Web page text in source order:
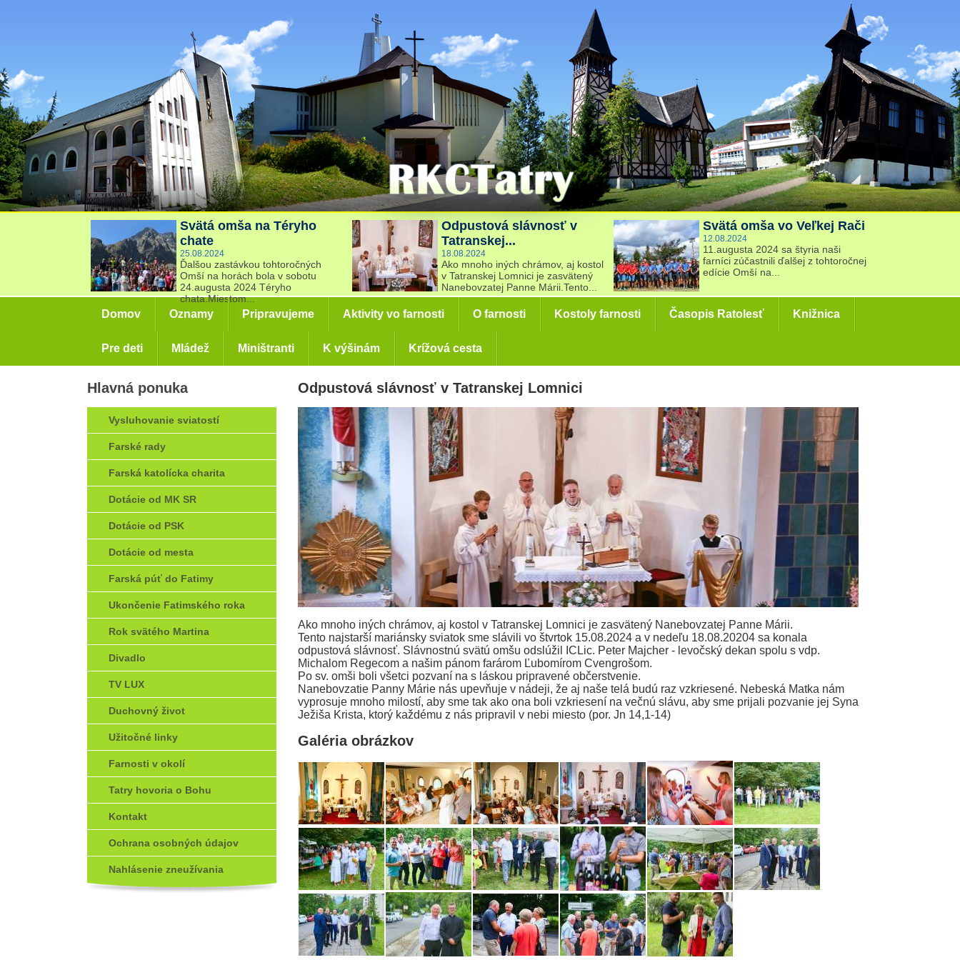
Svätá omša na Téryho
chate
25.08.2024
Ďalšou zastávkou tohtoročných
Omší na horách bola v sobotu
24.augusta 2024 Téryho
chata.Miestom...
Odpustová slávnosť v
Tatranskej...
18.08.2024
Ako mnoho iných chrámov, aj kostol
v Tatranskej Lomnici je zasvätený
Nanebovzatej Panne Márii.Tento...
Svätá omša vo Veľkej Rači
12.08.2024
11.augusta 2024 sa štyria naši
farníci zúčastnili ďalšej z tohtoročnej
edície Omší na...
Domov Oznamy Pripravujeme Aktivity vo farnosti O farnosti Kostoly farnosti Časopis Ratolesť Knižnica
Pre deti Mládež Miništranti K výšinám Krížová cesta
Hlavná ponuka
Vysluhovanie sviatostí
Farské rady
Farská katolícka charita
Dotácie od MK SR
Dotácie od PSK
Dotácie od mesta
Farská púť do Fatimy
Ukončenie Fatimského roka
Rok svätého Martina
Divadlo
TV LUX
Duchovný život
Užitočné linky
Farnosti v okolí
Tatry hovoria o Bohu
Kontakt
Ochrana osobných údajov
Nahlásenie zneužívania
Odpustová slávnosť v Tatranskej Lomnici
Ako mnoho iných chrámov, aj kostol v Tatranskej Lomnici je zasvätený Nanebovzatej Panne Márii.
Tento najstarší mariánsky sviatok sme slávili vo štvrtok 15.08.2024 a v nedeľu 18.08.20204 sa konala
odpustová slávnosť. Slávnostnú svätú omšu odslúžil ICLic. Peter Majcher - levočský dekan spolu s vdp.
Michalom Regecom a našim pánom farárom Ľubomírom Cvengrošom.
Po sv. omši boli všetci pozvaní na s láskou pripravené občerstvenie.
Nanebovzatie Panny Márie nás upevňuje v nádeji, že aj naše telá budú raz vzkriesené. Nebeská Matka nám
vyprosuje mnoho milostí, aby sme tak ako ona boli vzkriesení na večnú slávu, aby sme prijali pozvanie jej Syna
Ježiša Krista, ktorý každému z nás pripravil v nebi miesto (por. Jn 14,1-14)
Galéria obrázkov